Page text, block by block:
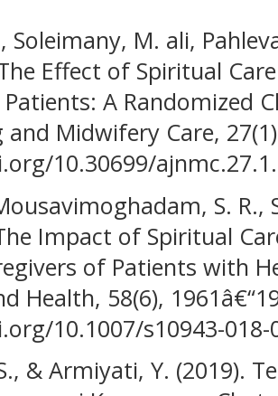
Soleimany, M. ali,
Effect of Spiritual
A Randomized
Midwifery Care,
10.30699/
S. R.,
Impact of Spiritual
of Patients with
Health, 58(6),
10.1007/s10943-018-
& Armiyati, Y. (2019).